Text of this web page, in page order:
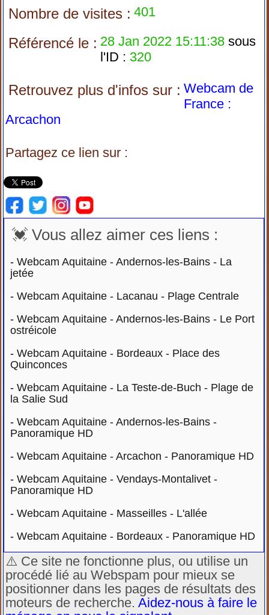
Nombre de visites : 401
Référencé le : 28 Jan 2022 15:11:38 sous
l'ID : 320
Retrouvez plus d'infos sur : Webcam de
France :
Arcachon
Partagez ce lien sur :
💓 Vous allez aimer ces liens :
-Webcam Aquitaine - Andernos-les-Bains - La
jetée
-Webcam Aquitaine - Lacanau - Plage Centrale
-Webcam Aquitaine - Andernos-les-Bains - Le Port
ostréicole
-Webcam Aquitaine - Bordeaux - Place des
Quinconces
-Webcam Aquitaine - La Teste-de-Buch - Plage de
la Salie Sud
-Webcam Aquitaine - Andernos-les-Bains -
Panoramique HD
-Webcam Aquitaine - Arcachon - Panoramique HD
-Webcam Aquitaine - Vendays-Montalivet -
Panoramique HD
-Webcam Aquitaine - Masseilles - L'allée
-Webcam Aquitaine - Bordeaux - Panoramique HD
⚠️ Ce site ne fonctionne plus, ou utilise un
procédé lié au Webspam pour mieux se
positionner dans les pages de résultats des
moteurs de recherche.Aidez-nous à faire le